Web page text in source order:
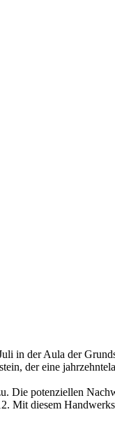
in der Aula der
der eine
Die potenziellen
Mit diesem